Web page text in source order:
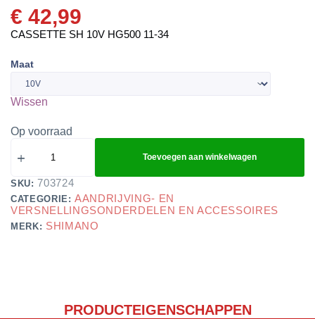
€ 42,99
CASSETTE SH 10V HG500 11-34
Maat
Wissen
Op voorraad
Toevoegen aan winkelwagen
SKU: 703724
CATEGORIE:AANDRIJVING- EN
VERSNELLINGSONDERDELEN EN ACCESSOIRES
MERK: SHIMANO
PRODUCTEIGENSCHAPPEN